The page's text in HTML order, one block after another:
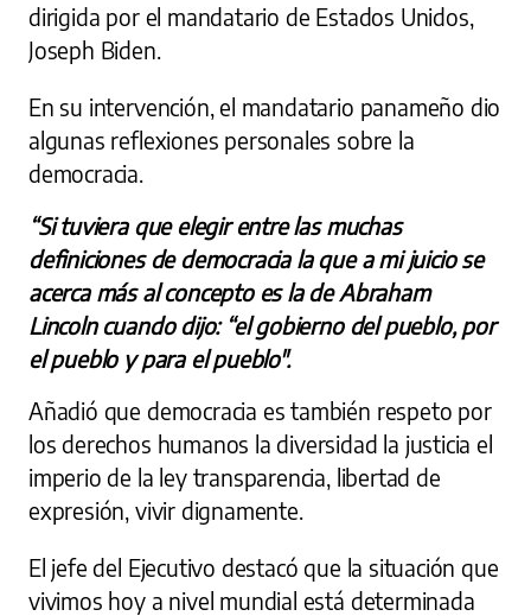
dirigida por el mandatario de Estados Unidos,
Joseph Biden.
En su intervención, el mandatario panameño dio
algunas reflexiones personales sobre la
democracia.
“Si tuviera que elegir entre las muchas
definiciones de democracia la que a mi juicio se
acerca más al concepto es la de Abraham
Lincoln cuando dijo: “el gobierno del pueblo, por
el pueblo y para el pueblo".
Añadió que democracia es también respeto por
los derechos humanos la diversidad la justicia el
imperio de la ley transparencia, libertad de
expresión, vivir dignamente.
El jefe del Ejecutivo destacó que la situación que
vivimos hoy a nivel mundial está determinada